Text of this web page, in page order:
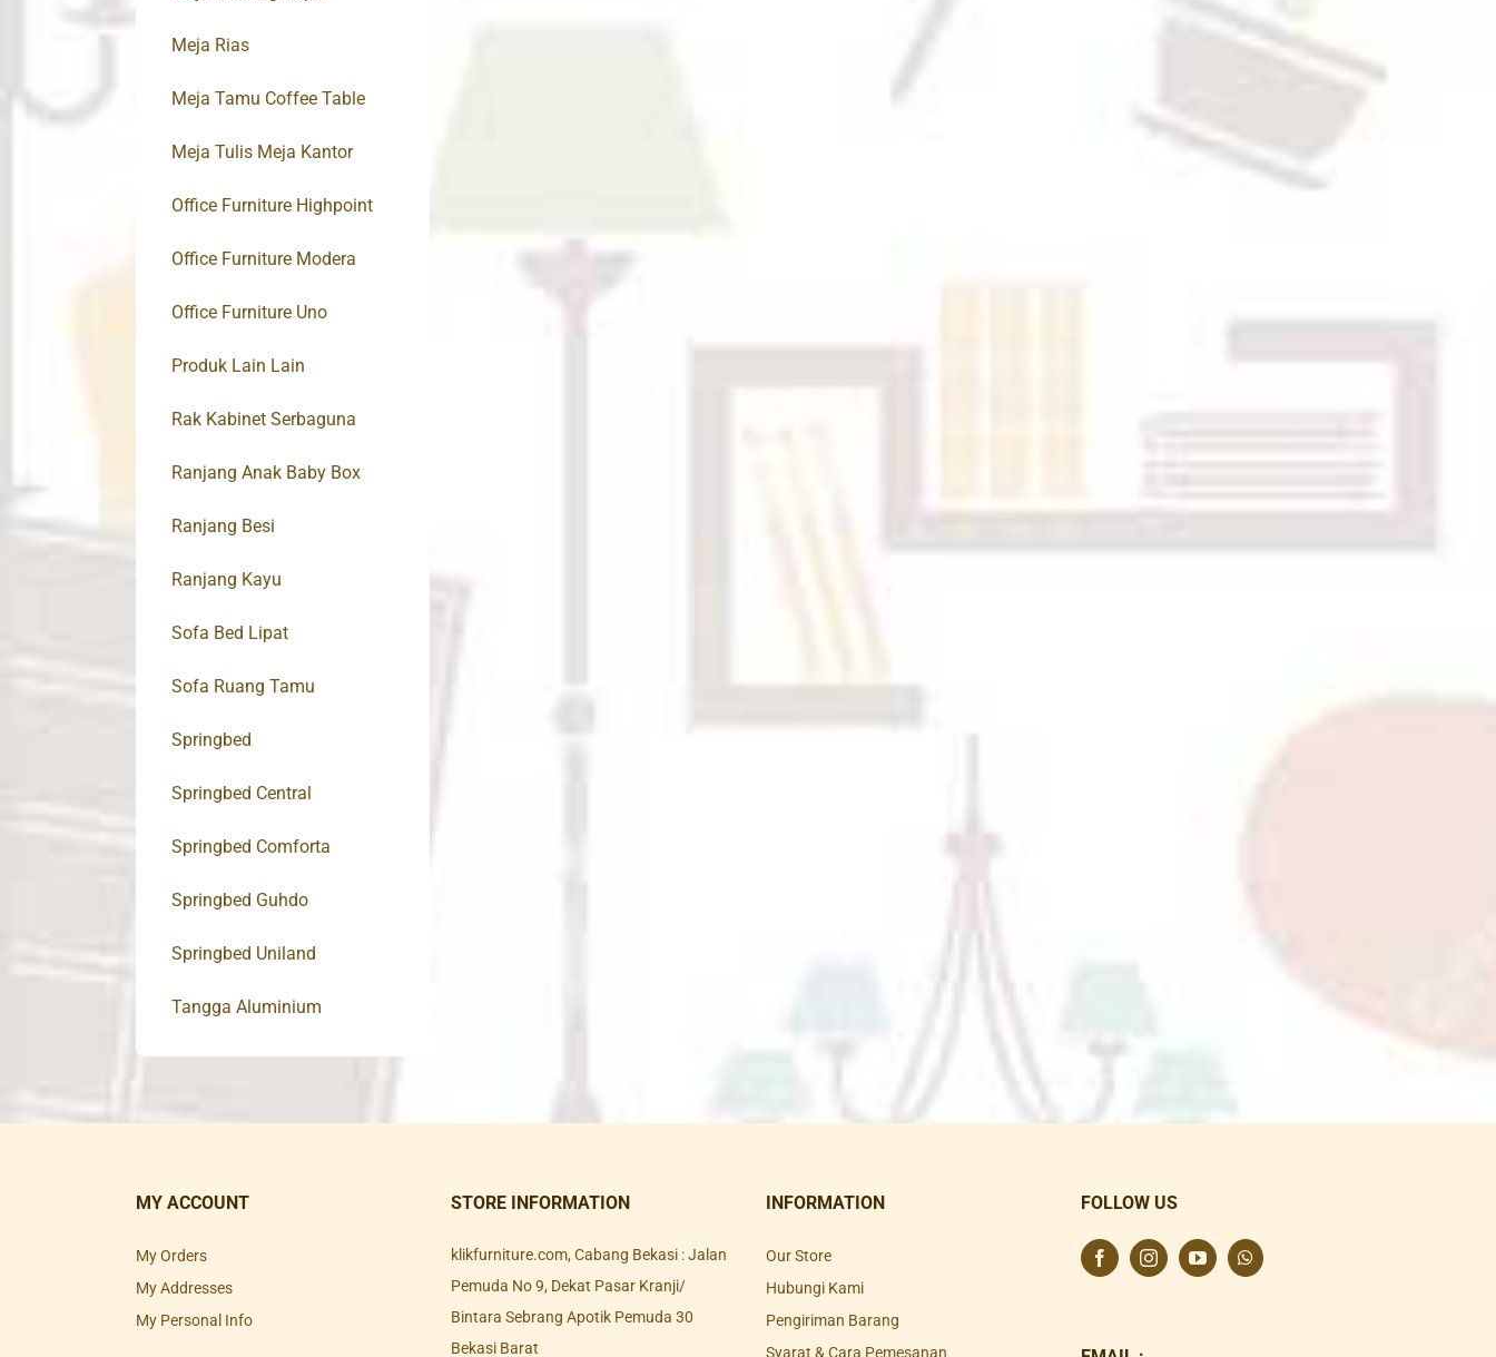
Meja Rias
Meja Tamu Coffee Table
Meja Tulis Meja Kantor
Office Furniture Highpoint
Office Furniture Modera
Office Furniture Uno
Produk Lain Lain
Rak Kabinet Serbaguna
Ranjang Anak Baby Box
Ranjang Besi
Ranjang Kayu
Sofa Bed Lipat
Sofa Ruang Tamu
Springbed
Springbed Central
Springbed Comforta
Springbed Guhdo
Springbed Uniland
Tangga Aluminium
MY ACCOUNT
My Orders
My Addresses
My Personal Info
STORE INFORMATION
klikfurniture.com, Cabang Bekasi : Jalan
Pemuda No 9, Dekat Pasar Kranji/
Bintara Sebrang Apotik Pemuda 30
Bekasi Barat
INFORMATION
Our Store
Hubungi Kami
Pengiriman Barang
Syarat & Cara Pemesanan
FOLLOW US